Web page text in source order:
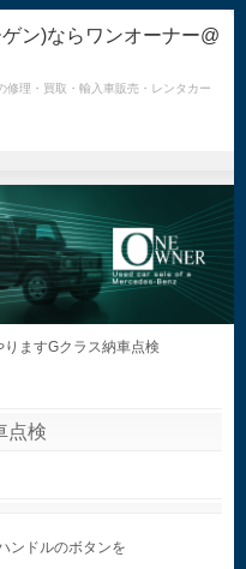
ン)ならワンオーナー@
理・買取・輸入車販売・レンタカー
りますGクラス納車点検
点検
ンドルのボタンを